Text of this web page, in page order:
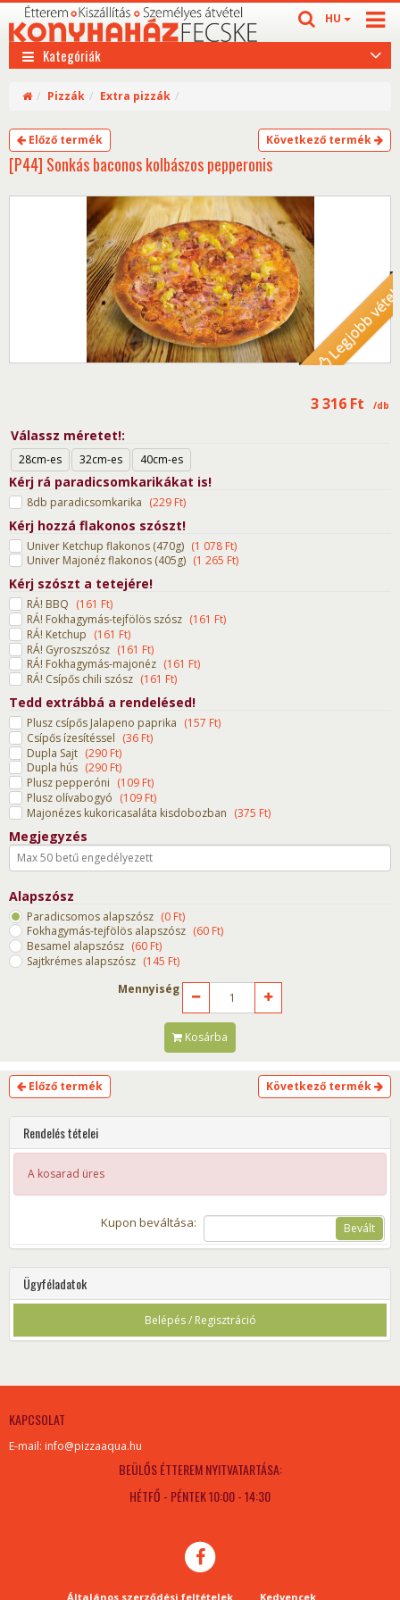
HU
Kategóriák
Pizzák Extra pizzák
Előző termék Következő termék
[P44] Sonkás baconos kolbászos pepperonis
Legjobb
3 316 Ft /db
Válassz méretet!
28cm-es 32cm-es 40cm-es
Kérj rá paradicsomkarikákat is!
8db paradicsomkarika (229 Ft)
Kérj hozzá flakonos szószt!
Univer Ketchup flakonos (470g) (1 078 Ft)
Univer Majonéz flakonos (405g) (1 265 Ft)
Kérj szószt a tetejére!
RÁ! BBQ (161 Ft)
RÁ! Fokhagymás-tejfölös szósz (161 Ft)
RÁ! Ketchup (161 Ft)
RÁ! Gyroszszósz (161 Ft)
RÁ! Fokhagymás-majonéz (161 Ft)
RÁ! Csípős chili szósz (161 Ft)
Tedd extrábbá a rendelésed!
Plusz csípős Jalapeno paprika (157 Ft)
Csípős ízesítéssel (36 Ft)
Dupla Sajt (290 Ft)
Dupla hús (290 Ft)
Plusz pepperóni (109 Ft)
Plusz olívabogyó (109 Ft)
Majonézes kukoricasaláta kisdobozban (375 Ft)
Megjegyzés
Alapszósz
Paradicsomos alapszósz (0 Ft)
Fokhagymás-tejfölös alapszósz (60 Ft)
Besamel alapszósz (60 Ft)
Sajtkrémes alapszósz (145 Ft)
Mennyiség
Kosárba
Előző termék Következő termék
Rendelés tételei
A kosarad üres
Kupon beváltása: Bevált
Ügyféladatok
Belépés / Regisztráció
KAPCSOLAT
E-mail: info@pizzaaqua.hu
BEÜLŐS ÉTTEREM NYITVATARTÁSA:
HÉTFŐ - PÉNTEK 10:00 - 14:30
Általános szerződési feltételek Kedvencek